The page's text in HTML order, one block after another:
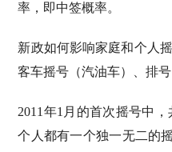
率，即中签概率。
新政如何影响家庭和个人
客车摇号（汽油车）、排
2011年1月的首次摇号中
个人都有一个独一无二的